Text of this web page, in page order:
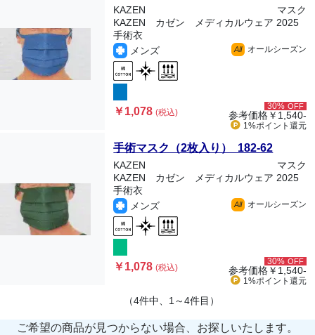
KAZEN
マスク
KAZEN カゼン メディカルウェア 2025
手術衣
メンズ
All オールシーズン
￥1,078(税込)
30% OFF
参考価格￥1,540-
1%ポイント 還元
手術マスク（2枚入り） 182-62
KAZEN
マスク
KAZEN カゼン メディカルウェア 2025
手術衣
メンズ
All オールシーズン
￥1,078(税込)
30% OFF
参考価格￥1,540-
1%ポイント 還元
（4件中、1～4件目）
ご希望の商品が見つからない場合、お探しいたします。